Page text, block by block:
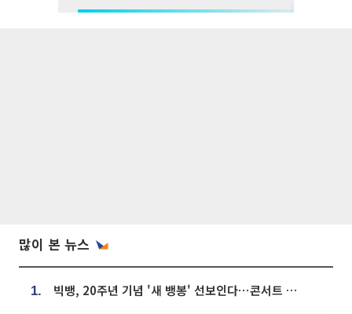
많이 본 뉴스
1. 빅뱅, 20주년 기념 '새 뱅봉' 선보인다⋯콘서트 앞두고 팝업 개최